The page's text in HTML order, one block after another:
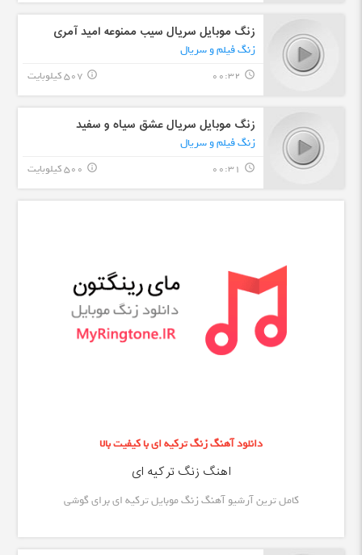
زنگ موبایل سریال سیب ممنوعه امید آمری
زنگ فیلم و سریال
query_builder
00:32 507 کیلوبایت info_outline
زنگ موبایل سریال عشق سیاه و سفید
زنگ فیلم و سریال
query_builder
00:31 500 کیلوبایت info_outline
دانلود آهنگ زنگ ترکیه ای با کیفیت بالا
اهنگ زنگ ترکیه ای
کامل ترین آرشیو آهنگ زنگ موبایل ترکیه ای برای گوشی